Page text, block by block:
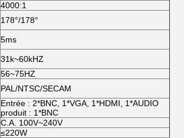
4000:1
178°/178°
5ms
31k~60kHZ
56~75HZ
PAL/NTSC/SECAM
Entrée : 2*BNC, 1*VGA, 1*HDMI, 1*AUDIO
produit : 1*BNC
C.A. 100V~240V
≤220W